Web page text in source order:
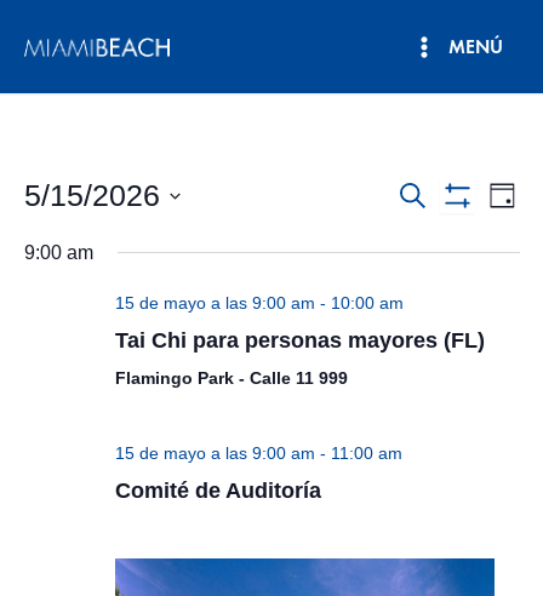
MENÚ
de
y
Eventos
Buscar Día
5/15/2026
fecha.
9:00 am
15 de mayo a las 9:00 am - 10:00 am
Tai Chi para personas mayores (FL)
Flamingo Park - Calle 11 999
15 de mayo a las 9:00 am - 11:00 am
Comité de Auditoría